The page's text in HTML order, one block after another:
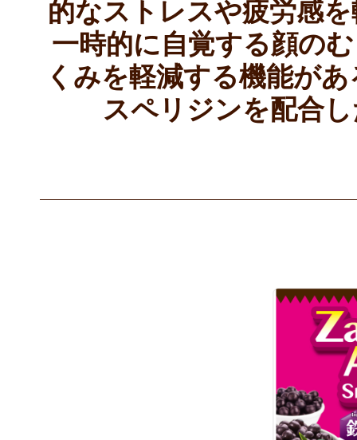
的なストレスや疲労感
一時的に自覚する顔の
くみを軽減する機能が
スペリジンを配合